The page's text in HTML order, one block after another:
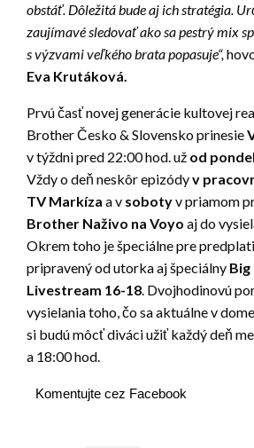
obstáť. Dôležitá bude aj ich stratégia.
zaujímavé sledovať ako sa pestrý mix
s výzvami veľkého brata popasuje“,
Eva Krutáková.
Prvú časť novej generácie kultovej
Brother Česko & Slovensko prinesie
v týždni pred 22:00 hod. už od
Vždy o deň neskôr epizódyv
TV Markíza a v sobotyv priamom
Brother Naživo na Voyo aj do
Okrem toho je špeciálne pre
pripravený od utorka aj špeciálny
Livestream 16-18. Dvojhodinovú
vysielania toho, čo sa aktuálne v
si budú môcť diváci užiť každý deň
a 18:00 hod.
Komentujte cez Facebook